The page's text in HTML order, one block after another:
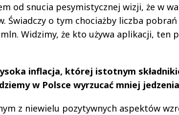
od snucia pesymistycznej wizji, że w
Świadczy o tym chociażby liczba pobrań
Widzimy, że kto używa aplikacji, ten
inflacja, której istotnym
w Polsce wyrzucać mniej
z niewielu pozytywnych aspektów